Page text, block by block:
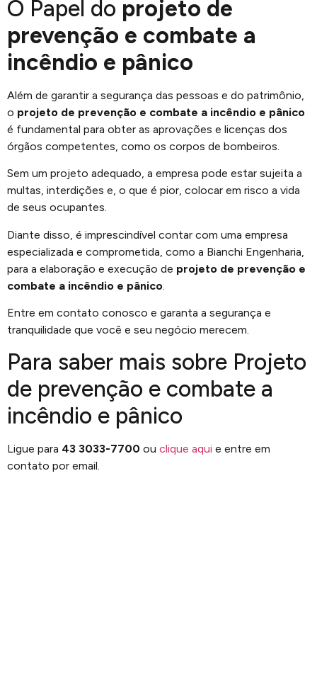
O Papel do projeto de
prevenção e combate a
incêndio e pânico
Além de garantir a segurança das pessoas e do patrimônio,
o projeto de prevenção e combate a incêndio e pânico
é fundamental para obter as aprovações e licenças dos
órgãos competentes, como os corpos de bombeiros.
Sem um projeto adequado, a empresa pode estar sujeita a
multas, interdições e, o que é pior, colocar em risco a vida
de seus ocupantes.
Diante disso, é imprescindível contar com uma empresa
especializada e comprometida, como a Bianchi Engenharia,
para a elaboração e execução de projeto de prevenção e
combate a incêndio e pânico
Entre em contato conosco e garanta a segurança e
tranquilidade que você e seu negócio merecem.
Para saber mais sobre Projeto
de prevenção e combate a
incêndio e pânico
Ligue para 43 3033-7700 ou clique aqui e entre em
contato por email.